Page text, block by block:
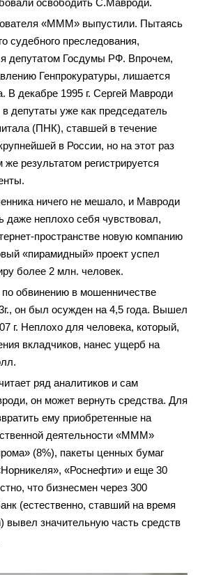
освободить С.Мавроди.
«МММ» выпустили. Пытаясь
судебного преследования,
депутатом Госдумы РФ. Впрочем,
Генпрокуратуры, лишается
В декабре 1995 г. Сергей Мавроди
депутаты уже как председатель
(ПНК), ставшей в течение
в России, но на этот раз
результатом регистрируется
ничего не мешало, и Мавроди
даже неплохо себя чувствовал,
пространстве новую компанию
«пирамидный» проект успел
более 2 млн. человек.
обвинению в мошенничестве
он был осужден на 4,5 года. Вышел
г. Неплохо для человека, который,
вкладчиков, нанес ущерб на
ряд аналитиков и сам
он может вернуть средства. Для
ему приобретенные на
деятельности «МММ»
(8%), пакеты ценных бумаг
«Роснефти» и еще 30
что бизнесмен через 300
(естественно, ставший на время
вывел значительную часть средств